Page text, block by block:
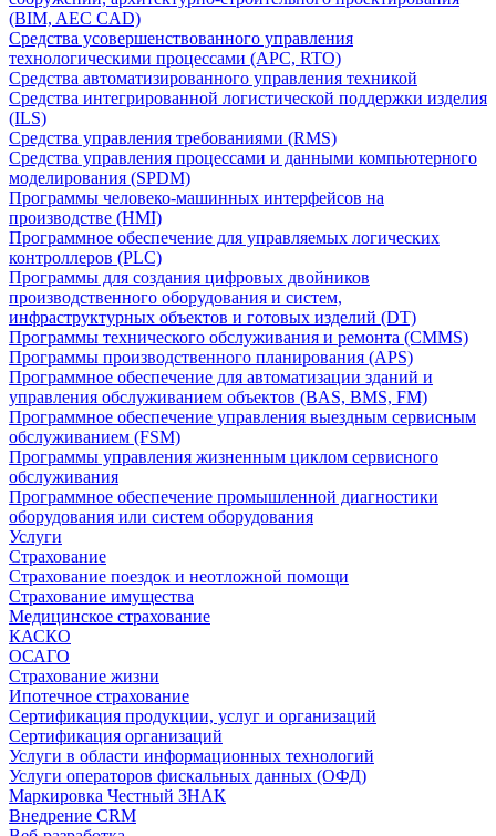
(BIM, AEC CAD)
Средства усовершенствованного управления
технологическими процессами (APC, RTO)
Средства автоматизированного управления техникой
Средства интегрированной логистической поддержки изделия
(ILS)
Средства управления требованиями (RMS)
Средства управления процессами и данными компьютерного
моделирования (SPDM)
Программы человеко-машинных интерфейсов на
производстве (HMI)
Программное обеспечение для управляемых логических
контроллеров (PLC)
Программы для создания цифровых двойников
производственного оборудования и систем,
инфраструктурных объектов и готовых изделий (DT)
Программы технического обслуживания и ремонта (CMMS)
Программы производственного планирования (APS)
Программное обеспечение для автоматизации зданий и
управления обслуживанием объектов (BAS, BMS, FM)
Программное обеспечение управления выездным сервисным
обслуживанием (FSM)
Программы управления жизненным циклом сервисного
обслуживания
Программное обеспечение промышленной диагностики
оборудования или систем оборудования
Услуги
Страхование
Страхование поездок и неотложной помощи
Страхование имущества
Медицинское страхование
КАСКО
ОСАГО
Страхование жизни
Ипотечное страхование
Сертификация продукции, услуг и организаций
Сертификация организаций
Услуги в области информационных технологий
Услуги операторов фискальных данных (ОФД)
Маркировка Честный ЗНАК
Внедрение CRM